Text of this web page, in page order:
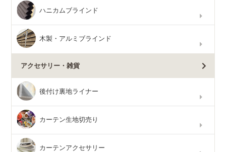
ハニカムブラインド
木製・アルミブラインド
アクセサリー・雑貨
後付け裏地ライナー
カーテン生地切売り
カーテンアクセサリー